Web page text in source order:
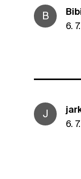
B
6.
J
6.